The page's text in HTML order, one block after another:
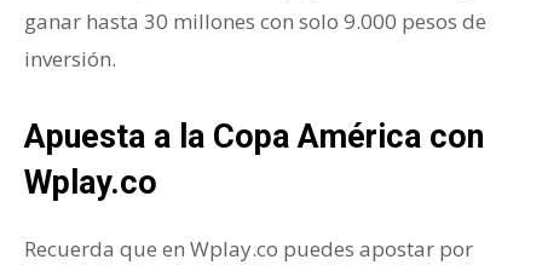
ganar hasta 30 millones con solo 9.000 pesos de
inversión.
Apuesta a la Copa América con
Wplay.co
Recuerda que en Wplay.co puedes apostar por